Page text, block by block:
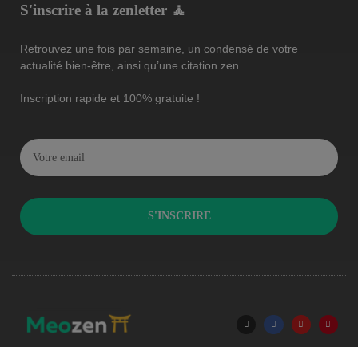
S'inscrire à la zenletter 🧘
Retrouvez une fois par semaine, un condensé de votre
actualité bien-être, ainsi qu’une citation zen.
Inscription rapide et 100% gratuite !
S'INSCRIRE